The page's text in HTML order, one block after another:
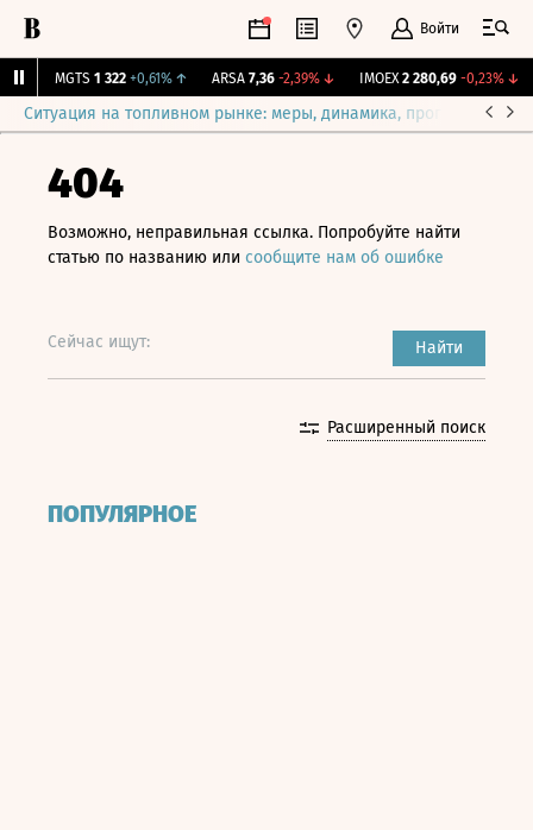
Войти
MGTS 1 322 +0,61% ↑ ARSA 7,36 -2,39%↓ IMOEX 2 280,69 -0,23%↓
Ситуация на топливном рынке: меры, динамика, прогнозы
404
Возможно, неправильная ссылка. Попробуйте найти
статью по названию или сообщите нам об ошибке
Сейчас ищут: Найти
Расширенный поиск
ПОПУЛЯРНОЕ